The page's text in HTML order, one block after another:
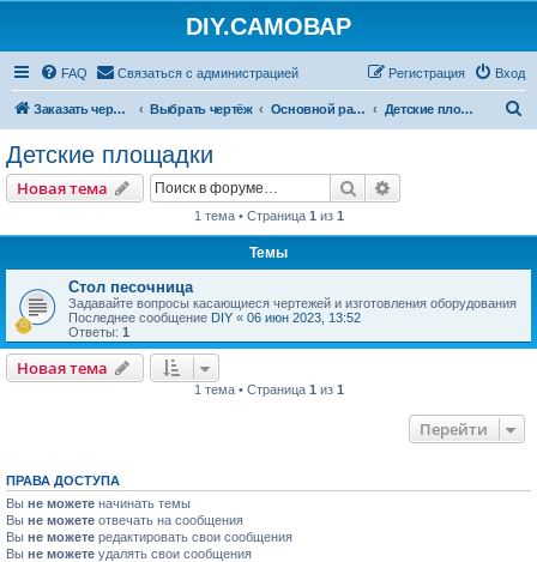
DIY.САМОВАР
FAQ Связаться с администрацией Вход
Регистрация
Заказать чертеж Выбрать чертёж Основной раздел Детские площадки
Детские площадки
Новая тема Поиск
1 тема • Страница 1 из 1
Темы
Стол песочница
Задавайте вопросы касающиеся чертежей и изготовления оборудования
Последнее сообщение DIY « 06 июн 2023, 13:52
Ответы: 1
Новая тема
1 тема • Страница 1 из 1
Перейти
ПРАВА ДОСТУПА
Вы не можете начинать темы
Вы не можете отвечать на сообщения
Вы не можете редактировать свои сообщения
Вы не можете удалять свои сообщения